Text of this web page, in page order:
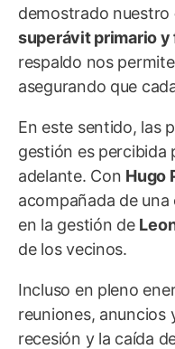
demostrado nuestro
superávit primario
respaldo nos
asegurando que
En este sentido, las
gestión es percibida
adelante. Con Hugo
acompañada de
en la gestión de
de los vecinos.
Incluso en pleno
reuniones, anuncios
recesión y la caída